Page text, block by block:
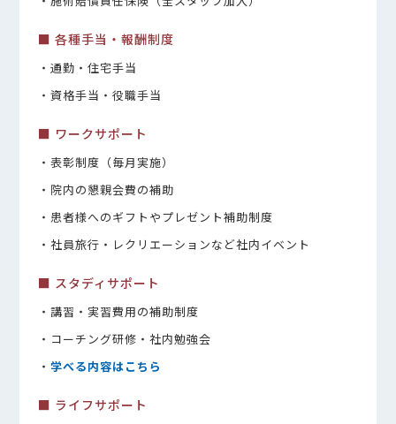
■ 各種手当・報酬制度
・通勤・住宅手当
・資格手当・役職手当
■ ワークサポート
・表彰制度（毎月実施）
・院内の懇親会費の補助
・患者様へのギフトやプレゼント補助制度
・社員旅行・レクリエーションなど社内イベント
■ スタディサポート
・講習・実習費用の補助制度
・コーチング研修・社内勉強会
・ 学べる内容はこちら
■ ライフサポート